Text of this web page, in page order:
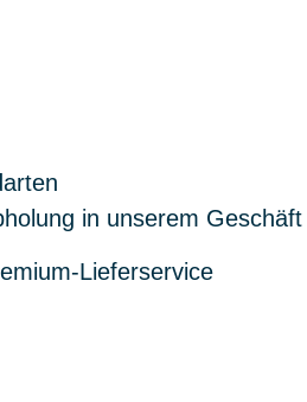
in unserem Geschäft
Lieferservice